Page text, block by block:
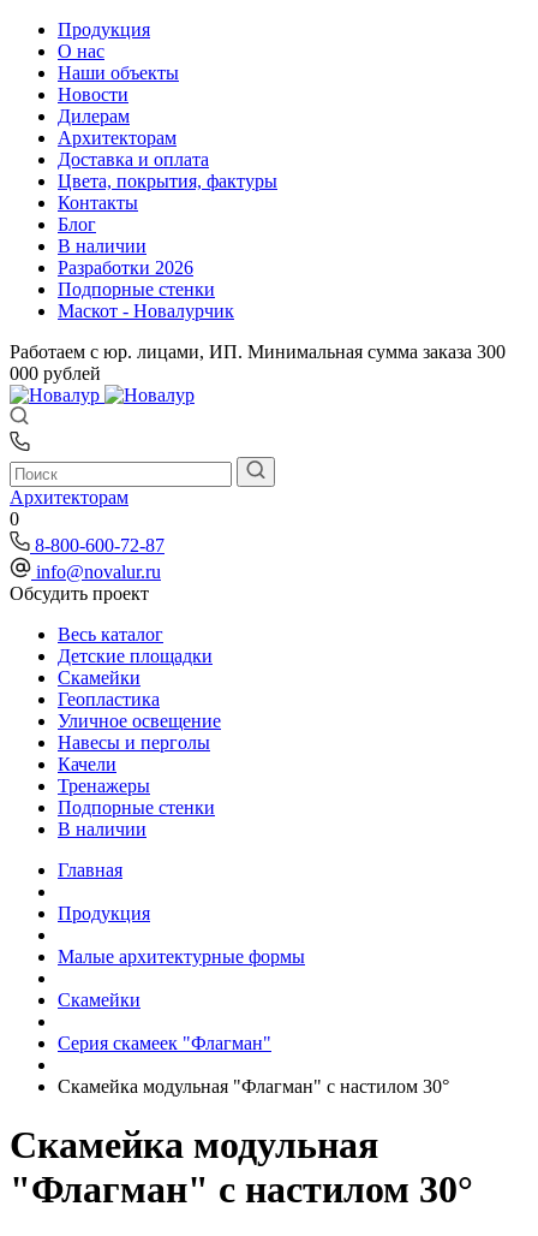
Продукция
О нас
Наши объекты
Новости
Дилерам
Архитекторам
Доставка и оплата
Цвета, покрытия, фактуры
Контакты
Блог
В наличии
Разработки 2026
Подпорные стенки
Маскот - Новалурчик
Работаем с юр. лицами, ИП. Минимальная сумма заказа 300
000 рублей
Архитекторам
0
8-800-600-72-87
info@novalur.ru
Обсудить проект
Весь каталог
Детские площадки
Скамейки
Геопластика
Уличное освещение
Навесы и перголы
Качели
Тренажеры
Подпорные стенки
В наличии
Главная
Продукция
Малые архитектурные формы
Скамейки
Серия скамеек "Флагман"
Скамейка модульная "Флагман" с настилом 30°
Скамейка модульная
"Флагман" с настилом 30°